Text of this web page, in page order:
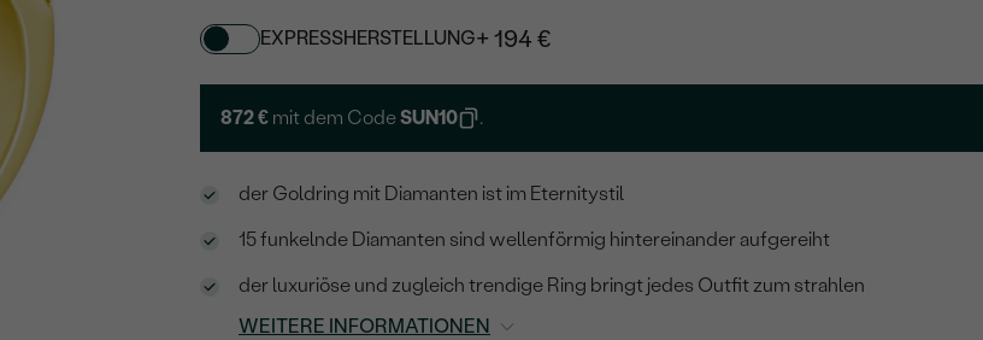
EXPRESSHERSTELLUNG+ 194 €
872 € mit dem CodeSUN10 .
der Goldring mit Diamanten ist im Eternitystil
15 funkelnde Diamanten sind wellenförmig hintereinander aufgereiht
der luxuriöse und zugleich trendige Ring bringt jedes Outfit zum strahlen
WEITERE INFORMATIONEN